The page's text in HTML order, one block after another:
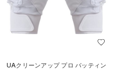
UAクリーンアップ プロ バッティン